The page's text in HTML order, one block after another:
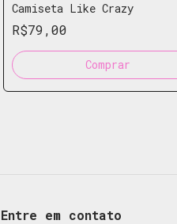
Camiseta Like Crazy
R$79,00
Comprar
Entre em contato